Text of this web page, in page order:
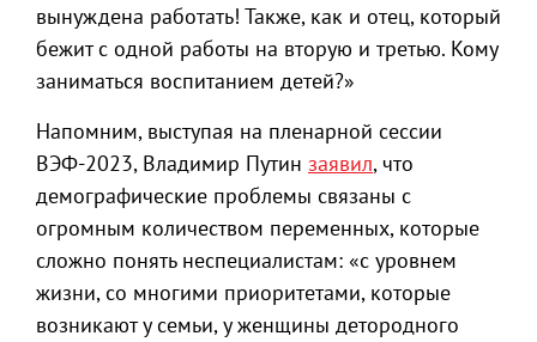
вынуждена работать! Также, как и отец, который
бежит с одной работы на вторую и третью. Кому
заниматься воспитанием детей?»
Напомним, выступая на пленарной сессии
ВЭФ-2023, Владимир Путин заявил, что
демографические проблемы связаны с
огромным количеством переменных, которые
сложно понять неспециалистам: «с уровнем
жизни, со многими приоритетами, которые
возникают у семьи, у женщины детородного